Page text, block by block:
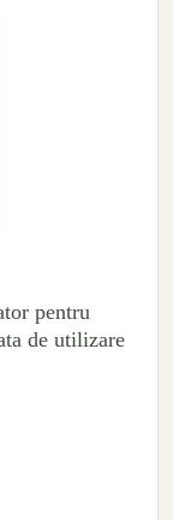
pentru
de utilizare